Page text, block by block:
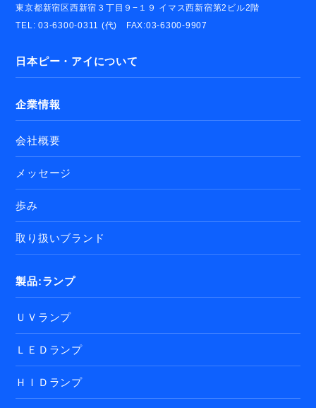
東京都新宿区西新宿３丁目９−１９ イマス西新宿第2ビル2階
TEL: 03-6300-0311 (代) FAX:03-6300-9907
日本ピー・アイについて
企業情報
会社概要
メッセージ
歩み
取り扱いブランド
製品:ランプ
ＵＶランプ
ＬＥＤランプ
ＨＩＤランプ